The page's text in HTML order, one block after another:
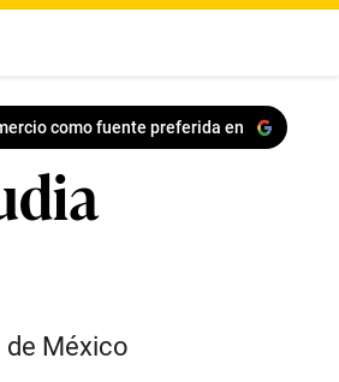
como fuente preferida en
de México